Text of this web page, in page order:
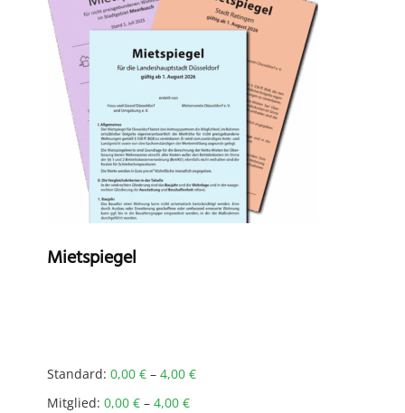
Mietspiegel
Standard: 0,00 € – 4,00 €
Mitglied: 0,00 € – 4,00 €